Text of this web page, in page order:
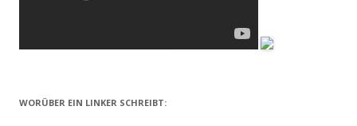
WORÜBER EIN LINKER SCHREIBT: